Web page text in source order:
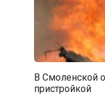
В Смоленской
пристройкой